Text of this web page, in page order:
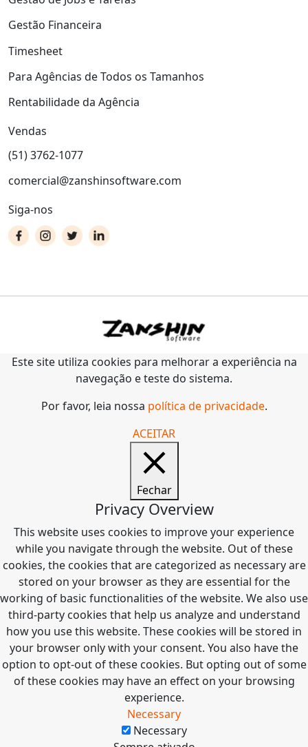
Gestão Financeira
Timesheet
Para Agências de Todos os Tamanhos
Rentabilidade da Agência
Vendas
(51) 3762-1077
comercial@zanshinsoftware.com
Siga-nos
Este site utiliza cookies para melhorar a experiência na
navegação e teste do sistema.
Por favor, leia nossa política de privacidade.
ACEITAR
Fechar
Privacy Overview
This website uses cookies to improve your experience
while you navigate through the website. Out of these
cookies, the cookies that are categorized as necessary are
stored on your browser as they are essential for the
working of basic functionalities of the website. We also use
third-party cookies that help us analyze and understand
how you use this website. These cookies will be stored in
your browser only with your consent. You also have the
option to opt-out of these cookies. But opting out of some
of these cookies may have an effect on your browsing
experience.
Necessary
Necessary